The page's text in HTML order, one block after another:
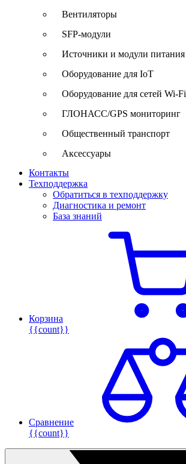
Вентиляторы
SFP-модули
Источники и модули питания
Оборудование для IoT
Оборудование для сетей Wi-Fi
ГЛОНАСС/GPS мониторинг
Общественный транспорт
Аксессуары
Контакты
Техподдержка
Обратиться в техподдержку
Диагностика и ремонт
База знаний
Корзина
{{count}}
Сравнение
{{count}}